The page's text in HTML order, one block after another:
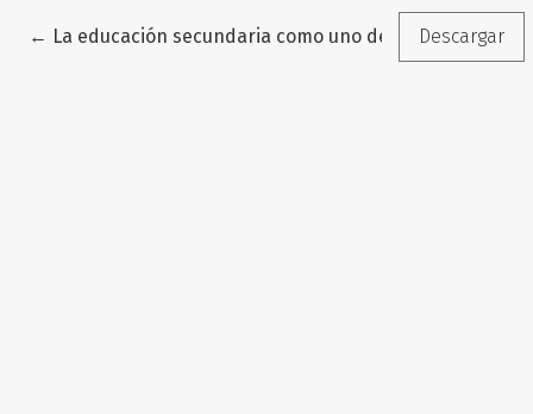
← Volver a los detalles del artículo
La educación secundaria como uno de los sustentos
Descargar